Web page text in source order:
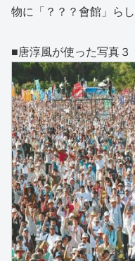
物に「？？？會館」ら
■唐淳風が使った写真３